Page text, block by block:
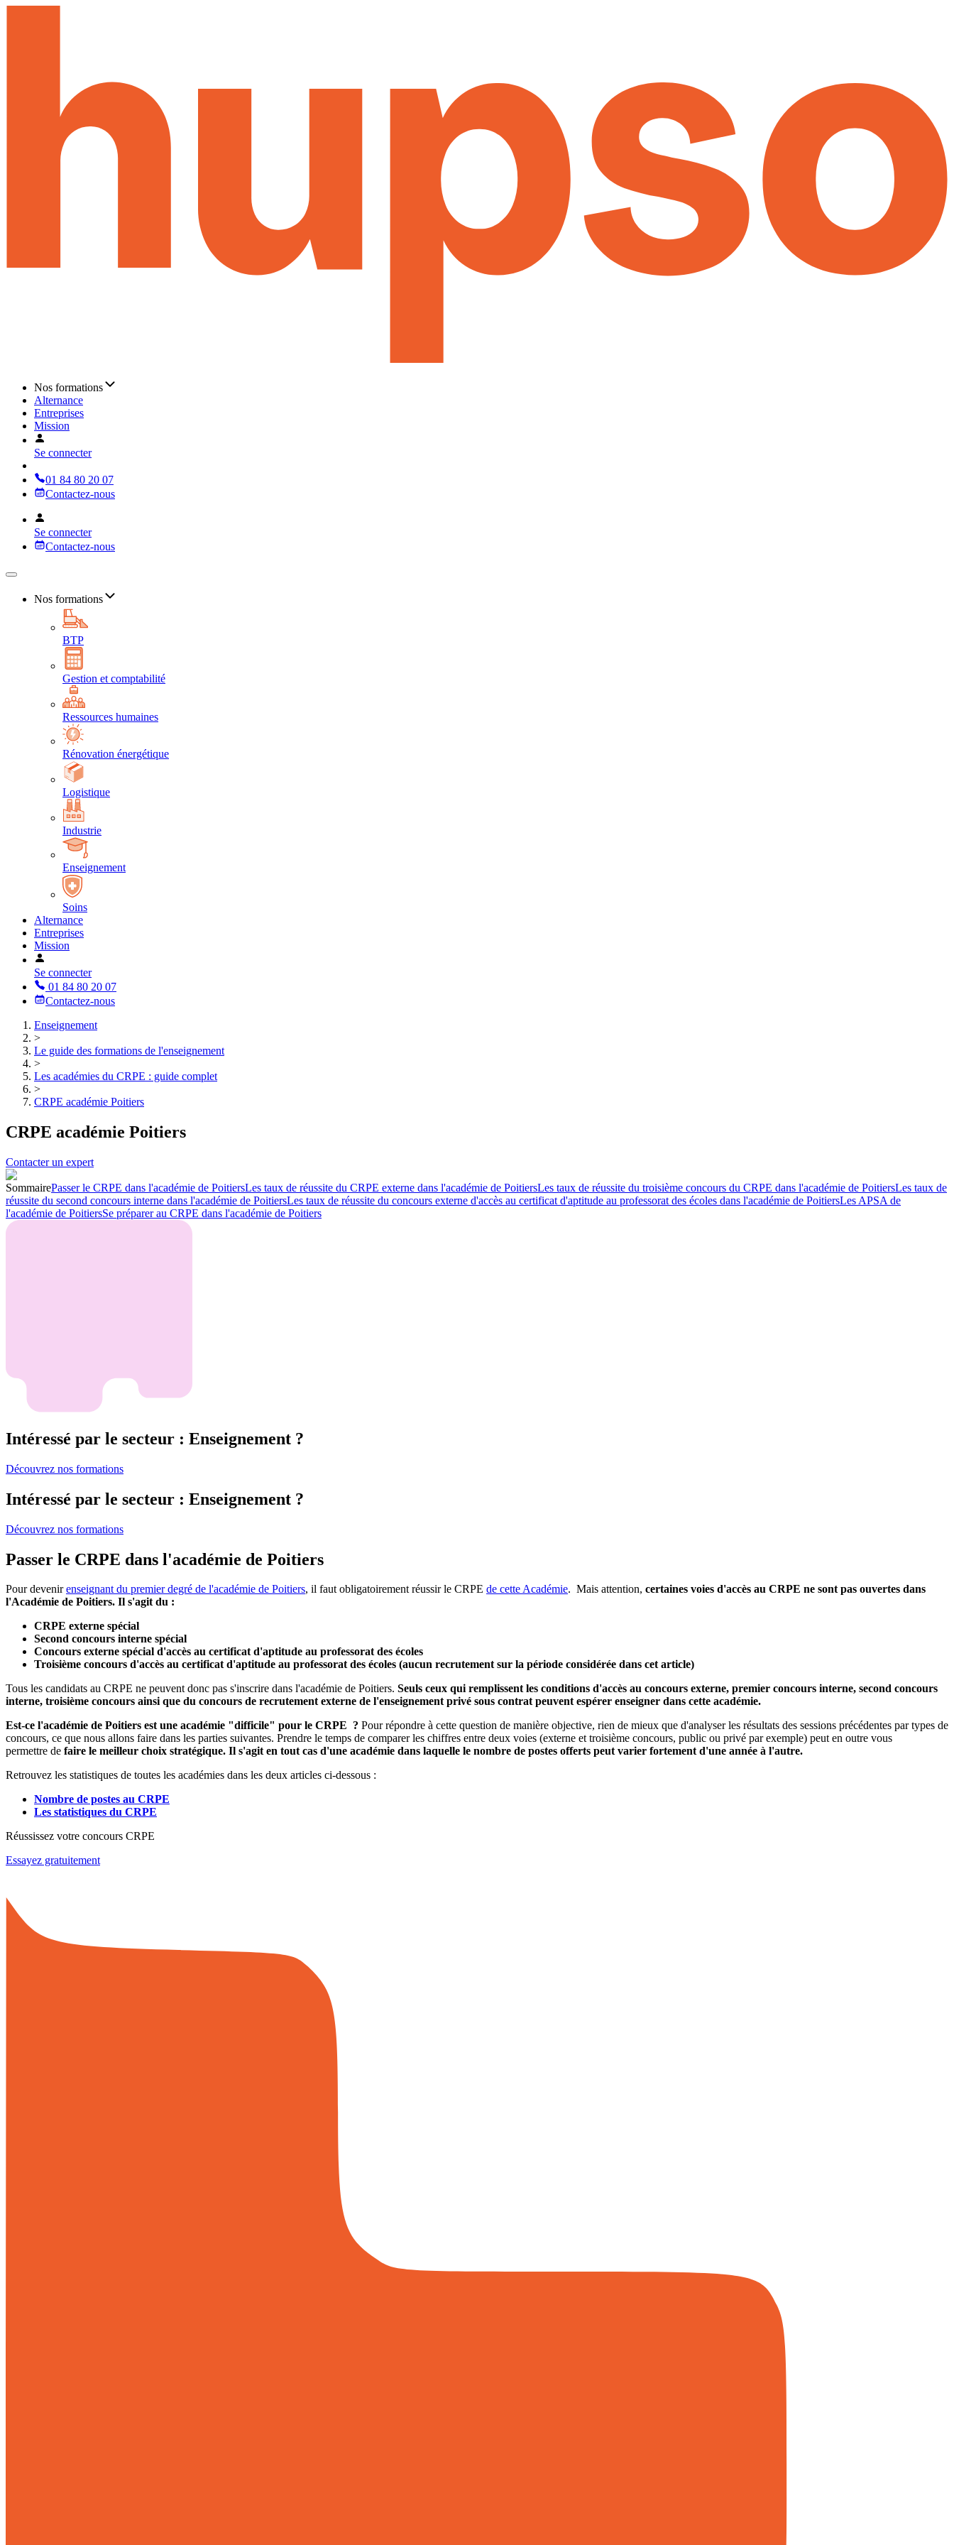
Nos formations
Alternance
Entreprises
Mission
Se connecter
01 84 80 20 07
Contactez-nous
Se connecter
Contactez-nous
Nos formations
BTP
Gestion et comptabilité
Ressources humaines
Rénovation énergétique
Logistique
Industrie
Enseignement
Soins
Alternance
Entreprises
Mission
Se connecter
01 84 80 20 07
Contactez-nous
Enseignement
>
Le guide des formations de l'enseignement
>
Les académies du CRPE : guide complet
>
CRPE académie Poitiers
CRPE académie Poitiers
Contacter un expert
SommairePasser le CRPE dans l'académie de PoitiersLes taux de réussite du CRPE externe dans l'académie de PoitiersLes taux de réussite du troisième concours du CRPE dans l'académie de PoitiersLes taux de
réussite du second concours interne dans l'académie de PoitiersLes taux de réussite du concours externe d'accès au certificat d'aptitude au professorat des écoles dans l'académie de PoitiersLes APSA de
l'académie de PoitiersSe préparer au CRPE dans l'académie de Poitiers
Intéressé par le secteur : Enseignement ?
Découvrez nos formations
Intéressé par le secteur : Enseignement ?
Découvrez nos formations
Passer le CRPE dans l'académie de Poitiers
Pour devenirenseignant du premier degré de l'académie de Poitiers, il faut obligatoirement réussir le CRPE de cette Académie. Mais attention, certaines voies d'accès au CRPE ne sont pas ouvertes dans
l'Académie de Poitiers. Il s'agit du :
CRPE externe spécial
Second concours interne spécial
Concours externe spécial d'accès au certificat d'aptitude au professorat des écoles
Troisième concours d'accès au certificat d'aptitude au professorat des écoles (aucun recrutement sur la période considérée dans cet article)
Tous les candidats au CRPE ne peuvent donc pas s'inscrire dans l'académie de Poitiers. Seuls ceux qui remplissent les conditions d'accès au concours externe, premier concours interne, second concours
interne, troisième concours ainsi que du concours de recrutement externe de l'enseignement privé sous contrat peuvent espérer enseigner dans cette académie.
Est-ce l'académie de Poitiers est une académie "difficile" pour le CRPE ? Pour répondre à cette question de manière objective, rien de mieux que d'analyser les résultats des sessions précédentes par types de
concours, ce que nous allons faire dans les parties suivantes. Prendre le temps de comparer les chiffres entre deux voies (externe et troisième concours, public ou privé par exemple) peut en outre vous
permettre de faire le meilleur choix stratégique. Il s'agit en tout cas d'une académie dans laquelle le nombre de postes offerts peut varier fortement d'une année à l'autre.
Retrouvez les statistiques de toutes les académies dans les deux articles ci-dessous :
Nombre de postes au CRPE
Les statistiques du CRPE
Réussissez votre concours CRPE
Essayez gratuitement